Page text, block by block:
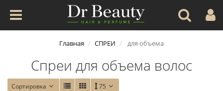
Главная СПРЕИ для объема
Спреи для объема волос
Сортировка 75